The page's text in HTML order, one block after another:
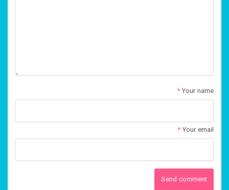
Your name
*
Your email
*